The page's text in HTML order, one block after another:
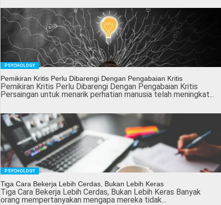
PSYCHOLOGY
Pemikiran Kritis Perlu Dibarengi Dengan Pengabaian Kritis
Pemikiran Kritis Perlu Dibarengi Dengan Pengabaian Kritis
Persaingan untuk menarik perhatian manusia telah meningkat...
PSYCHOLOGY
Tiga Cara Bekerja Lebih Cerdas, Bukan Lebih Keras
Tiga Cara Bekerja Lebih Cerdas, Bukan Lebih Keras Banyak
orang mempertanyakan mengapa mereka tidak...